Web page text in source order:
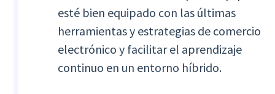
esté bien equipado con las últimas
herramientas y estrategias de comercio
electrónico y facilitar el aprendizaje
continuo en un entorno híbrido.